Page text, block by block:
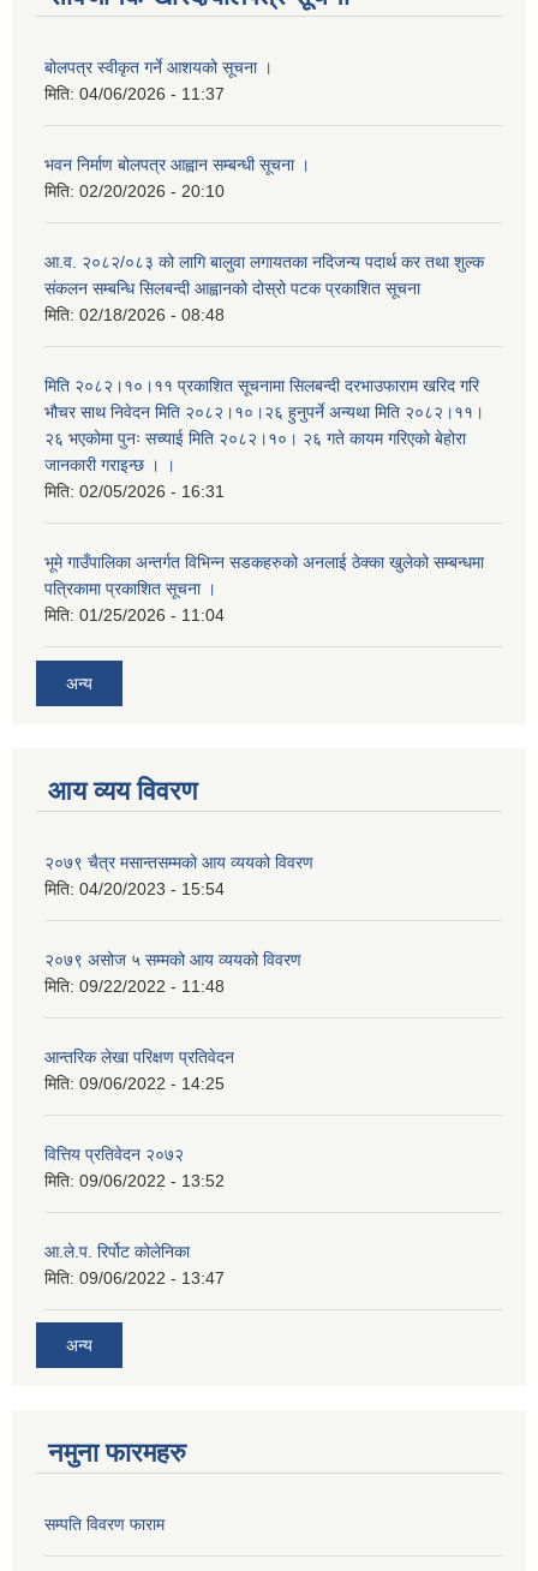
बोलपत्र स्वीकृत गर्ने आशयको सूचना ।
मिति: 04/06/2026 - 11:37
भवन निर्माण बोलपत्र आह्वान सम्बन्धी सूचना ।
मिति: 02/20/2026 - 20:10
आ.व. २०८२/०८३ को लागि बालुवा लगायतका नदिजन्य पदार्थ कर तथा शुल्क
संकलन सम्बन्धि सिलबन्दी आह्वानको दोस्रो पटक प्रकाशित सूचना
मिति: 02/18/2026 - 08:48
मिति २०८२।१०।११ प्रकाशित सूचनामा सिलबन्दी दरभाउफाराम खरिद गरि
भौचर साथ निवेदन मिति २०८२।१०।२६ हुनुपर्ने अन्यथा मिति २०८२।११।
२६ भएकोमा पुनः सच्याई मिति २०८२।१०। २६ गते कायम गरिएको बेहोरा
जानकारी गराइन्छ । ।
मिति: 02/05/2026 - 16:31
भूमे गाउँपालिका अन्तर्गत विभिन्न सडकहरुको अनलाई ठेक्का खुलेको सम्बन्धमा
पत्रिकामा प्रकाशित सूचना ।
मिति: 01/25/2026 - 11:04
अन्य
आय व्यय विवरण
२०७९ चैत्र मसान्तसम्मको आय व्ययको विवरण
मिति: 04/20/2023 - 15:54
२०७९ असोज ५ सम्मको आय व्ययको विवरण
मिति: 09/22/2022 - 11:48
आन्तरिक लेखा परिक्षण प्रतिवेदन
मिति: 09/06/2022 - 14:25
वित्तिय प्रतिवेदन २०७२
मिति: 09/06/2022 - 13:52
आ.ले.प. रिर्पोट कोलेनिका
मिति: 09/06/2022 - 13:47
अन्य
नमुना फारमहरु
सम्पति विवरण फाराम